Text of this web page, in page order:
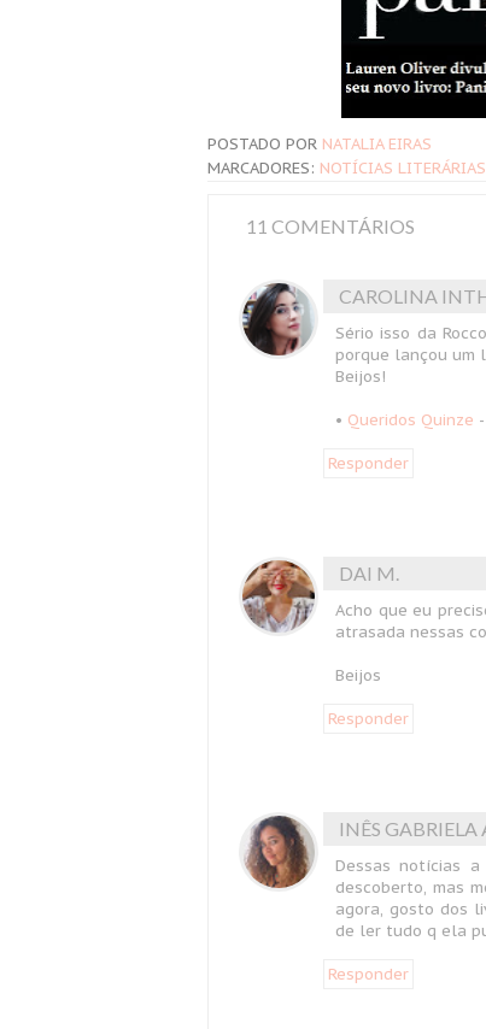
POSTADO POR NATALIA EIRAS
MARCADORES: NOTÍCIAS LITERÁRIAS
11 COMENTÁRIOS
CAROLINA
Sério isso da
porque lançou um
Beijos!
• Queridos Quinze
Responder
DAI M.
Acho que eu
atrasada nessas
Beijos
Responder
INÊS GABRIELA
Dessas notícias
descoberto, mas
agora, gosto dos
de ler tudo q ela
Responder